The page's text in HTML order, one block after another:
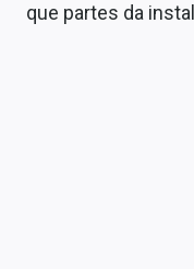
que partes da